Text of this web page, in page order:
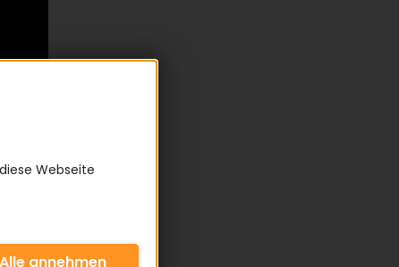
Webseite